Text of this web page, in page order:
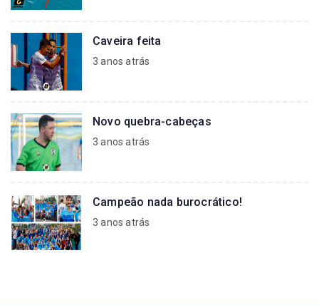
Caveira feita
3 anos atrás
Novo quebra-cabeças
3 anos atrás
Campeão nada burocrático!
3 anos atrás